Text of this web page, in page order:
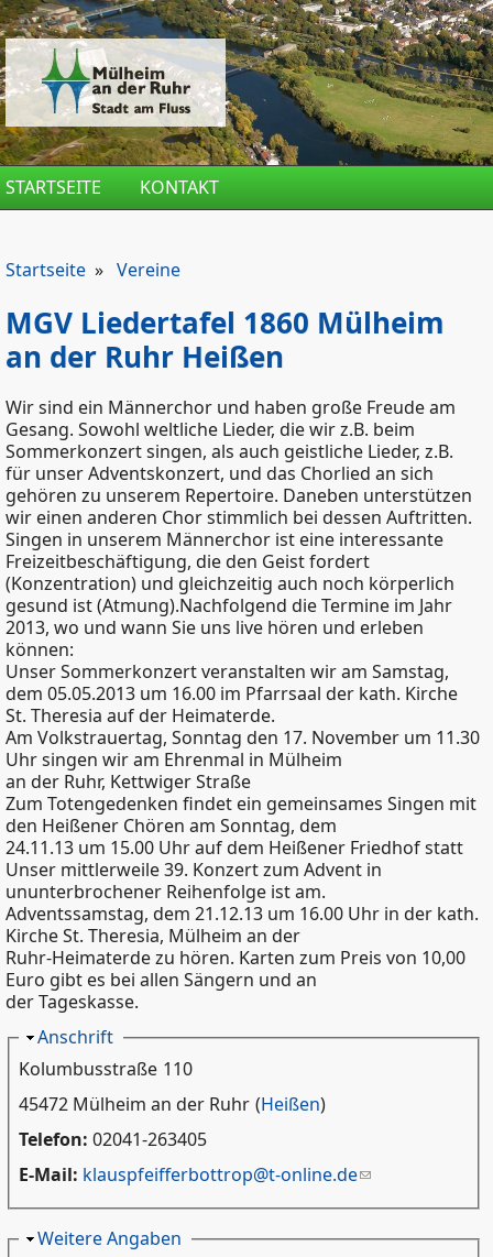
Direkt zum Inhalt
STARTSEITE KONTAKT
Startseite » Vereine
MGV Liedertafel 1860 Mülheim
an der Ruhr Heißen
Wir sind ein Männerchor und haben große Freude am
Gesang. Sowohl weltliche Lieder, die wir z.B. beim
Sommerkonzert singen, als auch geistliche Lieder, z.B.
für unser Adventskonzert, und das Chorlied an sich
gehören zu unserem Repertoire. Daneben unterstützen
wir einen anderen Chor stimmlich bei dessen Auftritten.
Singen in unserem Männerchor ist eine interessante
Freizeitbeschäftigung, die den Geist fordert
(Konzentration) und gleichzeitig auch noch körperlich
gesund ist (Atmung).Nachfolgend die Termine im Jahr
2013, wo und wann Sie uns live hören und erleben
können:
Unser Sommerkonzert veranstalten wir am Samstag,
dem 05.05.2013 um 16.00 im Pfarrsaal der kath. Kirche
St. Theresia auf der Heimaterde.
Am Volkstrauertag, Sonntag den 17. November um 11.30
Uhr singen wir am Ehrenmal in Mülheim
an der Ruhr, Kettwiger Straße
Zum Totengedenken findet ein gemeinsames Singen mit
den Heißener Chören am Sonntag, dem
24.11.13 um 15.00 Uhr auf dem Heißener Friedhof statt
Unser mittlerweile 39. Konzert zum Advent in
ununterbrochener Reihenfolge ist am.
Adventssamstag, dem 21.12.13 um 16.00 Uhr in der kath.
Kirche St. Theresia, Mülheim an der
Ruhr-Heimaterde zu hören. Karten zum Preis von 10,00
Euro gibt es bei allen Sängern und an
der Tageskasse.
Ausblenden
Anschrift
Kolumbusstraße 110
45472 Mülheim an der Ruhr (Heißen)
Telefon: 02041-263405
E-Mail: klauspfeifferbottrop@t-online.de
Ausblenden
Weitere Angaben